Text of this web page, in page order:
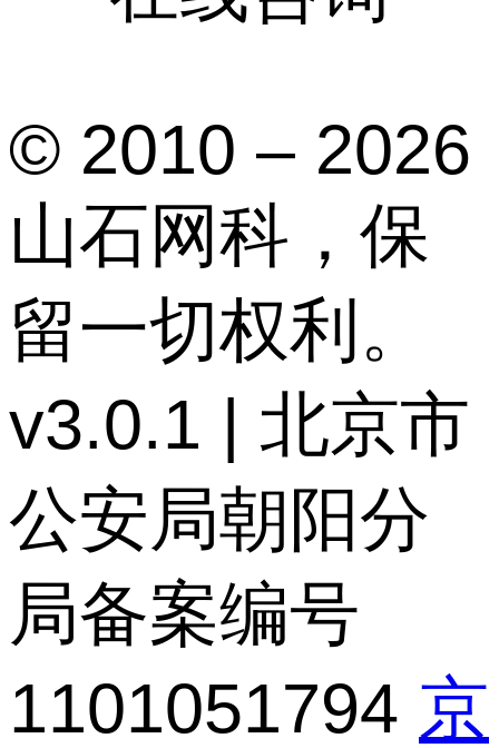
© 2010 – 2026
山石网科，保
留一切权利。
v3.0.1 | 北京市
公安局朝阳分
局备案编号
1101051794 京